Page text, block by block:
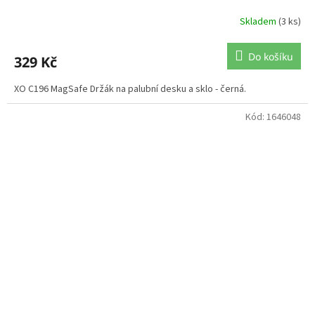
Skladem (3 ks)
329 Kč Do košíku
XO C196 MagSafe Držák na palubní desku a sklo - černá.
Kód: 1646048